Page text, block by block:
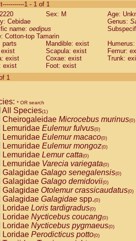
CebidaeSaguinus labiatus(0)
Cebidae Saguinus leucopus (0)
Cebidae
CebidaeSaguinus mystax
Cebidae Saguinus nigricollis (0)
Cebidae Saguinus oedipus
Cebidae Saguinus weddelli
Cebidae Saguinusspp.
Cebidae
CebidaeCebus capucinus
CebidaeCebus nigrivittatus
CebidaeCebus spp.(0)
CebidaeSaimiri boliviensis(0)
CebidaeSaimiri sciureus(0)
AtelidaeAlouatta caraya(0)
AtelidaeAlouatta fusca(0)
AtelidaeAlouatta seniculus(0)
AtelidaeAlouattaspp.(0)
AtelidaeAteles belzebuth(0)
AtelidaeAteles geoffroyi(0)
AtelidaeAteles paniscus(0)
AtelidaeAtelesspp.(0)
AtelidaeLagothrix lagothricha(0)
AtelidaeLagothrix lagothricha cana
PitheciidaeCacajao calvus
1 - 1 of 1
Sex: M
Age:
Cebidae
Genus:
name: oedipus
Cotton-top Tamarin
parts
Mandible: exist
exist
Scapula: exist
Femur:
exist
Coxae: exist
Trunk:
exist
Foot: exist
1
* OR search
All Species(1)
Cheirogaleidae Microcebus murinus(0)
Lemuridae Eulemur fulvus(0)
Lemuridae Eulemur macaco(0)
Lemuridae Eulemur mongoz(0)
Lemuridae Lemur catta(0)
Lemuridae Varecia variegata(0)
Galagidae Galago senegalensis(0)
Galagidae Galago demidovii(0)
Galagidae Otolemur crassicaudatus(0)
Galagidae Galagidae spp.(0)
Loridae Loris tardigradus(0)
Loridae Nycticebus coucang(0)
Loridae Nycticebus pygmaeus(0)
Loridae Perodicticus potto(0)